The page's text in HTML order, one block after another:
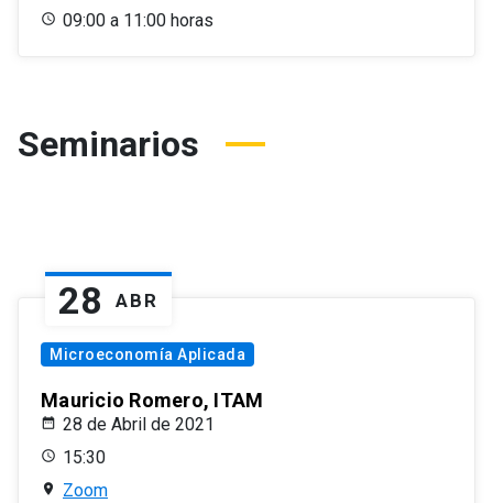
09:00 a 11:00 horas
Seminarios
28 ABR
Microeconomía Aplicada
Mauricio Romero, ITAM
28 de Abril de 2021
15:30
Zoom